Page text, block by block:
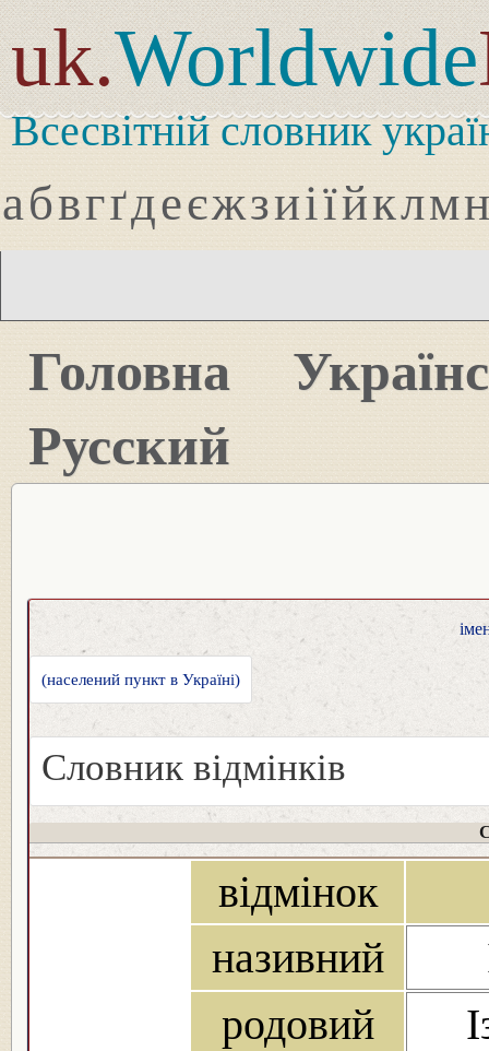
uk.Worldwide
Всесвітній словник
абвгґдеєжзиіїйклмн
Головна
Русский
(населений пункт в Україні)
Словник відмінків
відмінок
називний
родовий